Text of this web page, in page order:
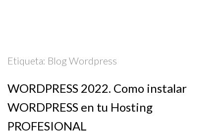
Etiqueta: Blog Wordpress
WORDPRESS 2022. Como instalar
WORDPRESS en tu Hosting
PROFESIONAL